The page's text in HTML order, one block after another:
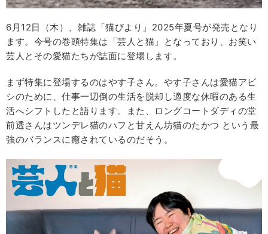
6月12日（木）、雑誌「猫びより」2025年夏号が発売となり
ます。今号の巻頭特集は「芸人と猫」となっており、お笑い
芸人とその愛猫たちが誌面に登場します。
まず特集に登場するのはやす子さん。やす子さんは愛猫アビ
シのために、仕事一辺倒の生活を脱却し適度な休暇のある生
活へシフトしたと語ります。また、ロングコートダディの堂
前透さんはツンデレ猫のハフと甘えん坊猫のたかつ という最
強のバランスに癒されているのだそう。